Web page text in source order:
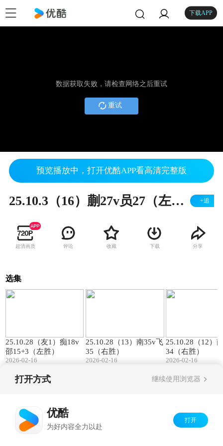
下载APP
数据获取失败，请检查网络之后重试
重试
预览播放中，打开优酷APP看高清完整版
25.10.3（16）蒯27v员27（左胜） +追
超清画质 评论 收藏 下载 分享
选集
25.10.28（友1）痴18v
邵15+3（左胜）
2026-02-16
25.10.28（13）南35v飞
35（右胜）
2026-02-16
25.10.28（12）
34（右胜）
2026-02-16
打开方式 继续使用浏览器
优酷
为好内容全力以赴
打开